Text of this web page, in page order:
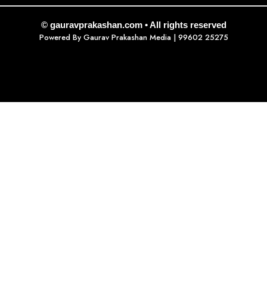
© gauravprakashan.com • All rights reserved
Powered By Gaurav Prakashan Media| 99602 25275